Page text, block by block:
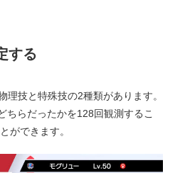
する
理技と特殊技の2種類があります。
ちらだったかを128回観測するこ
ができます。